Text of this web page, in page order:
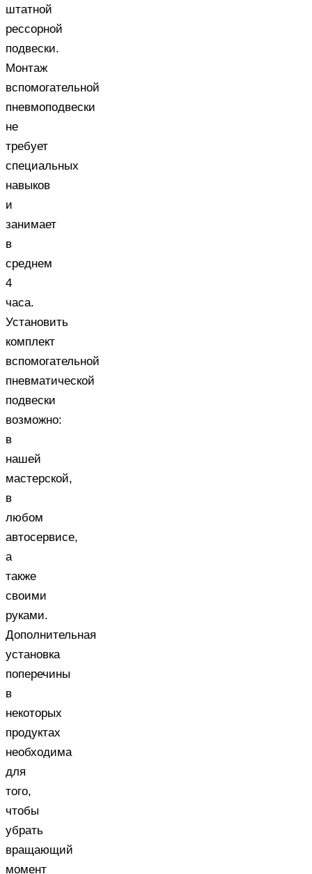
штатной
рессорной
подвески.
Монтаж
вспомогательной
пневмоподвески
не
требует
специальных
навыков
и
занимает
в
среднем
4
часа.
Установить
комплект
вспомогательной
пневматической
подвески
возможно:
в
нашей
мастерской,
в
любом
автосервисе,
а
также
своими
руками.
Дополнительная
установка
поперечины
в
некоторых
продуктах
необходима
для
того,
чтобы
убрать
вращающий
момент